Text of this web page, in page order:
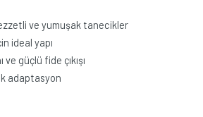
ve yumuşak tanecikler
ideal yapı
güçlü fide çıkışı
adaptasyon